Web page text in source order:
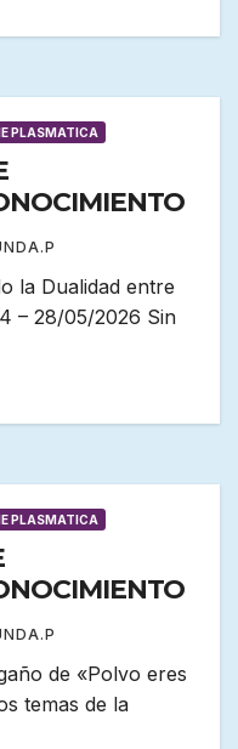
PLASMATICA
la Dualidad entre
– 28/05/2026 Sin
PLASMATICA
de «Polvo eres
temas de la